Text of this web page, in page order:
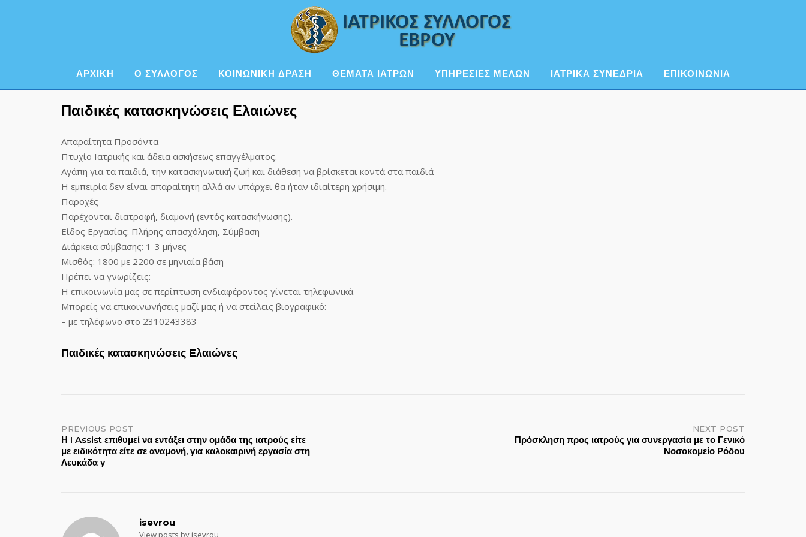
ΑΡΧΙΚΗ Ο ΣΥΛΛΟΓΟΣ ΚΟΙΝΩΝΙΚΗ ΔΡΑΣΗ ΘΕΜΑΤΑ ΙΑΤΡΩΝ ΥΠΗΡΕΣΙΕΣ ΜΕΛΩΝ ΙΑΤΡΙΚΑ ΣΥΝΕΔΡΙΑ ΕΠΙΚΟΙΝΩΝΙΑ
Παιδικές κατασκηνώσεις Ελαιώνες
Απαραίτητα Προσόντα
Πτυχίο Ιατρικής και άδεια ασκήσεως επαγγέλματος.
Αγάπη για τα παιδιά, την κατασκηνωτική ζωή και διάθεση να βρίσκεται κοντά στα παιδιά
Η εμπειρία δεν είναι απαραίτητη αλλά αν υπάρχει θα ήταν ιδιαίτερη χρήσιμη.
Παροχές
Παρέχονται διατροφή, διαμονή (εντός κατασκήνωσης).
Είδος Εργασίας: Πλήρης απασχόληση, Σύμβαση
Διάρκεια σύμβασης: 1-3 μήνες
Μισθός: 1800 με 2200 σε μηνιαία βάση
Πρέπει να γνωρίζεις:
Η επικοινωνία μας σε περίπτωση ενδιαφέροντος γίνεται τηλεφωνικά
Μπορείς να επικοινωνήσεις μαζί μας ή να στείλεις βιογραφικό:
– με τηλέφωνο στο 2310243383
Παιδικές κατασκηνώσεις Ελαιώνες
Post
navigation
PREVIOUS POST
Η I Assist επιθυμεί να εντάξει στην ομάδα της ιατρούς είτε
με ειδικότητα είτε σε αναμονή, για καλοκαιρινή εργασία στη
Λευκάδα γ
NEXT POST
Πρόσκληση προς ιατρούς για συνεργασία με το Γενικό
Νοσοκομείο Ρόδου
isevrou
View posts by isevrou